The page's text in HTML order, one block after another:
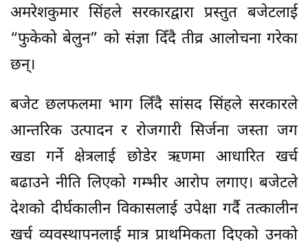
अमरेशकुमार सिंहले सरकारद्वारा प्रस्तुत बजेटलाई
“फुकेको बेलुन” को संज्ञा दिँदै तीव्र आलोचना गरेका
छन्।
बजेट छलफलमा भाग लिँदै सांसद सिंहले सरकारले
आन्तरिक उत्पादन र रोजगारी सिर्जना जस्ता जग
खडा गर्ने क्षेत्रलाई छोडेर ऋणमा आधारित खर्च
बढाउने नीति लिएको गम्भीर आरोप लगाए। बजेटले
देशको दीर्घकालीन विकासलाई उपेक्षा गर्दै तत्कालीन
खर्च व्यवस्थापनलाई मात्र प्राथमिकता दिएको उनको